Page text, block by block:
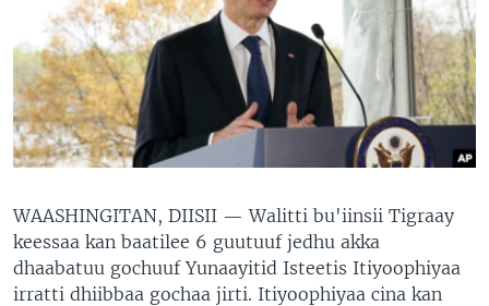
WAASHINGITAN, DIISII —Walitti bu'iinsii Tigraay
keessaa kan baatilee 6 guutuuf jedhu akka
dhaabatuu gochuuf Yunaayitid Isteetis Itiyoophiyaa
irratti dhiibbaa gochaa jirti. Itiyoophiyaa cina kan